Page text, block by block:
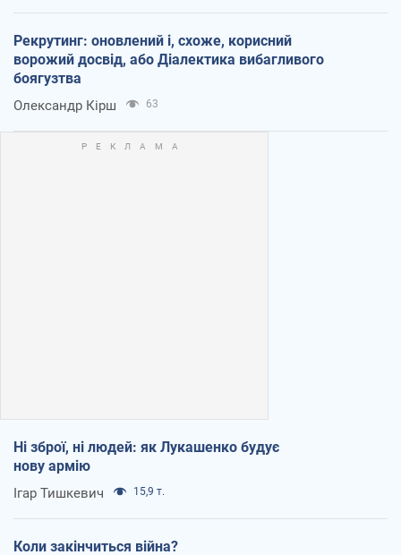
Рекрутинг: оновлений і, схоже, корисний
ворожий досвід, або Діалектика вибагливого
боягузтва
Олександр Кірш 63
Ні зброї, ні людей: як Лукашенко будує
нову армію
Ігар Тишкевич 15,9 т.
Коли закінчиться війна?